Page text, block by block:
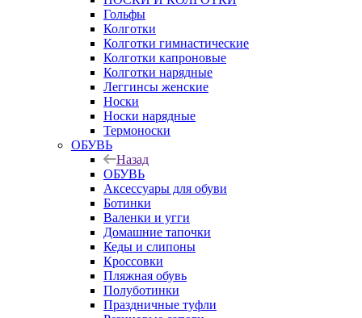
Гольфы
Колготки
Колготки гимнастические
Колготки капроновые
Колготки нарядные
Леггинсы женские
Носки
Носки нарядные
Термоноски
ОБУВЬ
Назад
ОБУВЬ
Аксессуары для обуви
Ботинки
Валенки и угги
Домашние тапочки
Кеды и слипоны
Кроссовки
Пляжная обувь
Полуботинки
Праздничные туфли